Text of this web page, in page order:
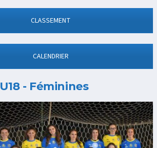
CLASSEMENT
CALENDRIER
U18 - Féminines